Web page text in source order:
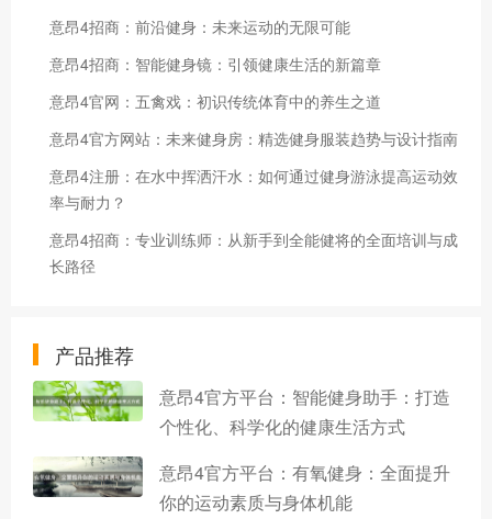
意昂4招商：前沿健身：未来运动的无限可能
意昂4招商：智能健身镜：引领健康生活的新篇章
意昂4官网：五禽戏：初识传统体育中的养生之道
意昂4官方网站：未来健身房：精选健身服装趋势与设计指南
意昂4注册：在水中挥洒汗水：如何通过健身游泳提高运动效
率与耐力？
意昂4招商：专业训练师：从新手到全能健将的全面培训与成
长路径
产品推荐
意昂4官方平台：智能健身助手：打造
个性化、科学化的健康生活方式
意昂4官方平台：有氧健身：全面提升
你的运动素质与身体机能